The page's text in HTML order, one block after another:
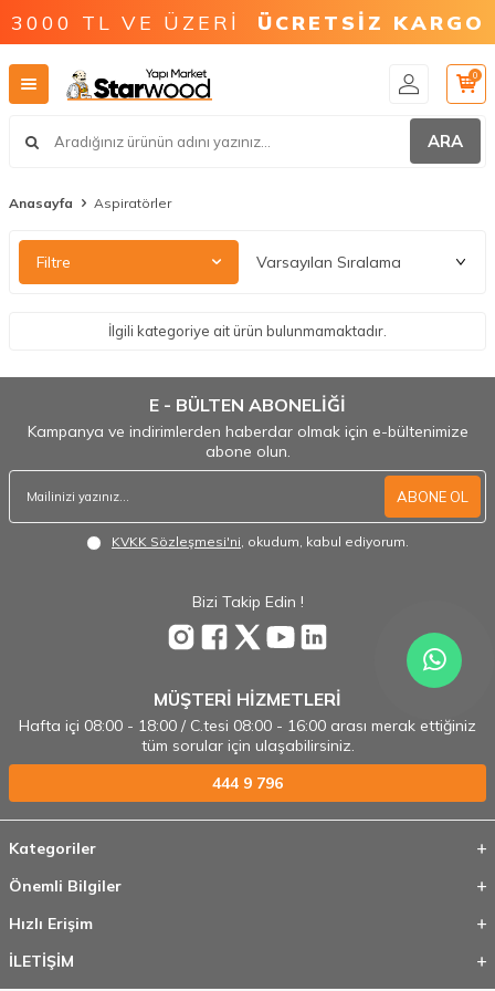
3000 TL VE ÜZERİ ÜCRETSİZ KARGO
ARA
0
Anasayfa Aspiratörler
Filtre
İlgili kategoriye ait ürün bulunmamaktadır.
E - BÜLTEN ABONELİĞİ
Kampanya ve indirimlerden haberdar olmak için e-bültenimize
abone olun.
ABONE OL
KVKK Sözleşmesi'ni, okudum, kabul ediyorum.
Bizi Takip Edin !
MÜŞTERİ HİZMETLERİ
Hafta içi 08:00 - 18:00 / C.tesi 08:00 - 16:00 arası merak ettiğiniz
tüm sorular için ulaşabilirsiniz.
444 9 796
Kategoriler
Önemli Bilgiler
Hızlı Erişim
İLETİŞİM